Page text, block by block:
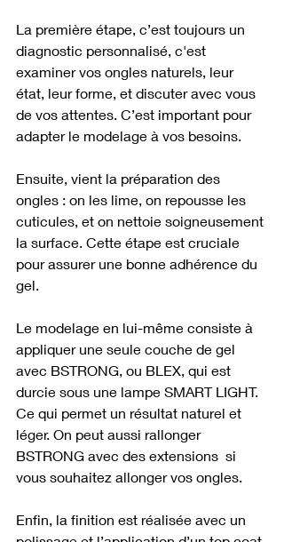
La première étape, c’est toujours un
diagnostic personnalisé, c'est
examiner vos ongles naturels, leur
état, leur forme, et discuter avec vous
de vos attentes. C’est important pour
adapter le modelage à vos besoins.
Ensuite, vient la préparation des
ongles : on les lime, on repousse les
cuticules, et on nettoie soigneusement
la surface. Cette étape est cruciale
pour assurer une bonne adhérence du
gel.
Le modelage en lui-même consiste à
appliquer une seule couche de gel
avec BSTRONG, ou BLEX, qui est
durcie sous une lampe SMART LIGHT.
Ce qui permet un résultat naturel et
léger. On peut aussi rallonger
BSTRONG avec des extensions  si
vous souhaitez allonger vos ongles.
Enfin, la finition est réalisée avec un